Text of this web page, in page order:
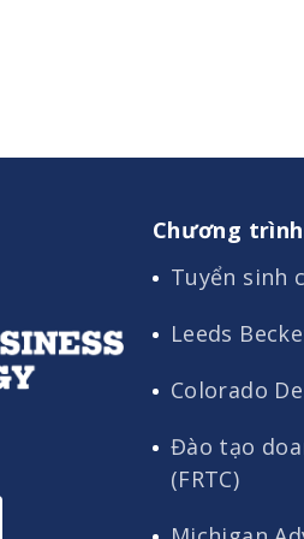
Chương
Tuyển sinh
Leeds
Colorado
Đào tạo
(FRTC)